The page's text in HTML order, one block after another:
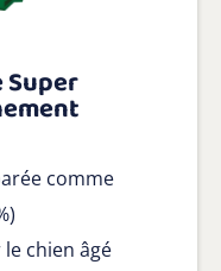
Super
comme
chien âgé